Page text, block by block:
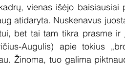
vienas išėjo
atidaryta. Nuskenavus
bet tai tam tikra prasme
Augulis) apie tokius
Žinoma, tuo galima